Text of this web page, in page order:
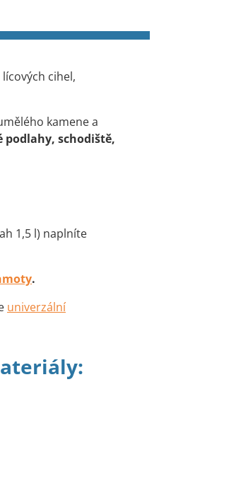
cihel,
kamene a
schodiště,
1,5 l) naplníte
.
univerzální